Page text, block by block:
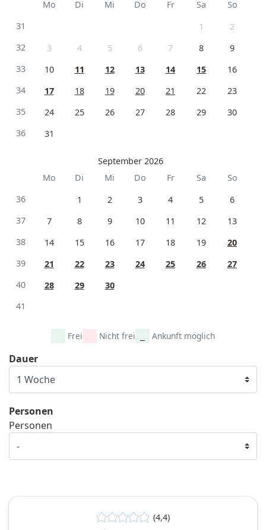
Mo Di Mi Do Fr Sa
So
31
1
2
32
3 4 5 6 7 8
9
33
10 11 12 13 14 15
16
34
17 18 19 20 21 22
23
35
24 25 26 27 28 29
30
36
31
September 2026
Mo
Di Mi Do Fr Sa
So
36
1 2 3 4 5
6
37
7 8 9 10 11 12
13
38
14 15 16 17 18 19
20
39
21 22 23 24 25 26
27
40
28 29
30
41
Frei Nicht frei Ankunft möglich
Dauer
Personen
Personen
(4,4)